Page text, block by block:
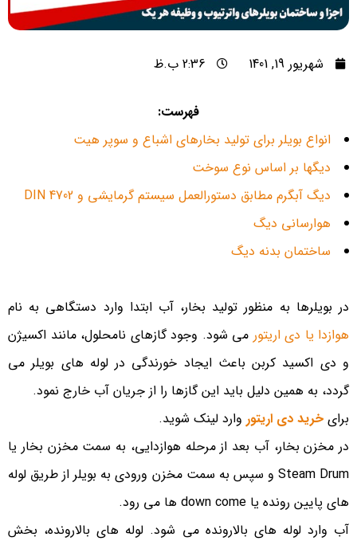
شهریور 19, 1401 2:36 ب.ظ
فهرست:
انواع بویلر برای تولید بخارهای اشباع و سوپر هیت
دیگها بر اساس نوع سوخت
دیگ آبگرم مطابق دستورالعمل سیستم گرمایشی و DIN 4702
هوارسانی دیگ
ساختمان بدنه دیگ
در بویلرها به منظور تولید بخار، آب ابتدا وارد دستگاهی به نام
هوازدا یا دی اریتور می شود. وجود گازهای نامحلول، مانند اکسیژن
و دی اکسید کربن باعث ایجاد خورندگی در لوله های بویلر می
گردد، به همین دلیل باید این گازها را از جریان آب خارج نمود.
برای خرید دی اریتور وارد لینک شوید.
در مخزن بخار، آب بعد از مرحله هوازدایی، به سمت مخزن بخار یا
Steam Drum و سپس به سمت مخزن ورودی به بویلر از طریق لوله
های پایین رونده یا down come ها می رود.
آب وارد لوله های بالارونده می شود. لوله های بالارونده، بخش